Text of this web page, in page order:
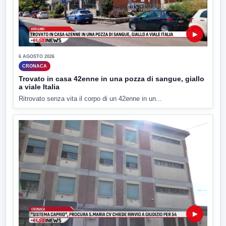
▶
6 AGOSTO 2026
CRONACA
Trovato in casa 42enne in una pozza di sangue, giallo
a viale Italia
Ritrovato senza vita il corpo di un 42enne in un...
▶